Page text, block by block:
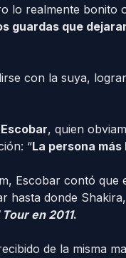
lo realmente
guardas que
con la suya,
, quien
“La persona más
Escobar contó que
hasta donde Shakira,
Touren 2011.
de la misma